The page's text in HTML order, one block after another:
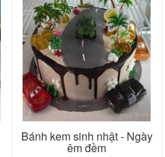
Bánh kem sinh nhật - Ngày
êm đềm